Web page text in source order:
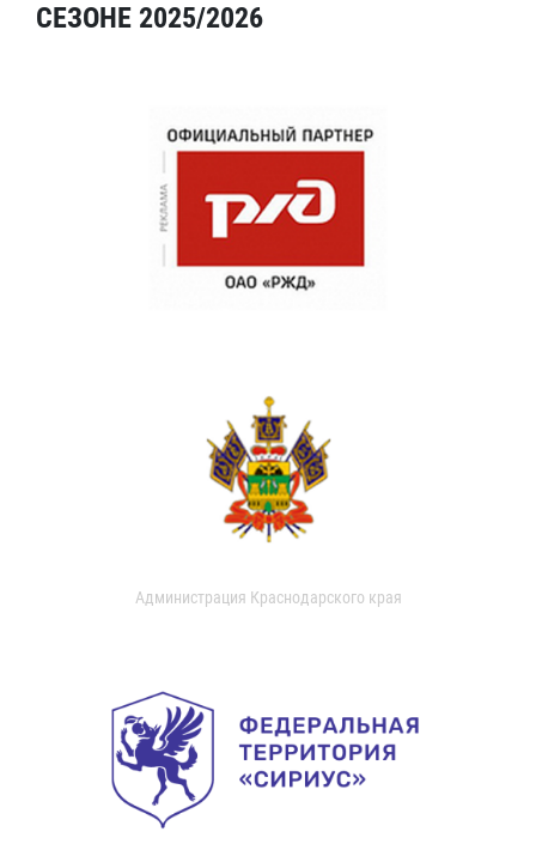
СЕЗОНЕ 2025/2026
Администрация Краснодарского края